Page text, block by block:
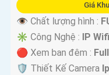
Giá
👁 Chất lượng hình :
✳️ Công Nghệ :
IP
🔴 Xem ban đêm :
🛡 Thiết Kế Camera